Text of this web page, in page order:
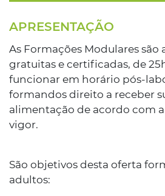
APRESENTAÇÃO
As Formações Modulares são
gratuitas e certificadas, de
funcionar em horário pós-
formandos direito a receber
alimentação de acordo com
vigor.
São objetivos desta oferta
adultos: